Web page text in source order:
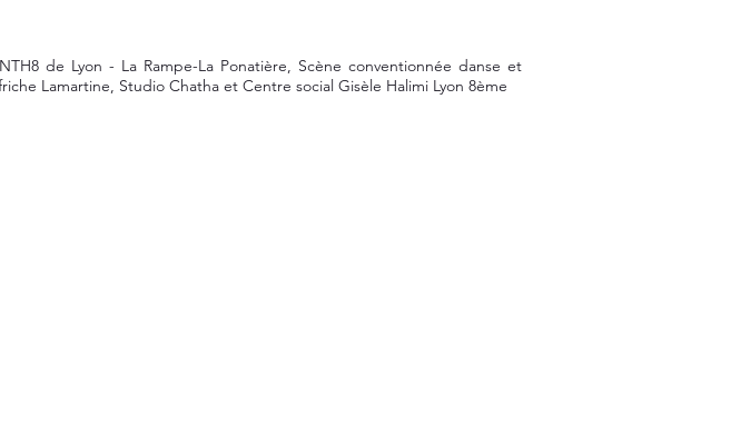
de Lyon - La Rampe-La Ponatière, Scène conventionnée danse et
Lamartine, Studio Chatha et Centre social Gisèle Halimi Lyon 8ème